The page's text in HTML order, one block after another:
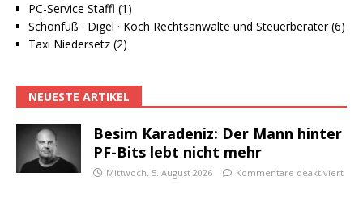
PC-Service Staffl (1)
Schönfuß · Digel · Koch Rechtsanwälte und Steuerberater (6)
Taxi Niedersetz (2)
NEUESTE ARTIKEL
Besim Karadeniz: Der Mann hinter
PF-Bits lebt nicht mehr
Mittwoch, 5. August 2026 Kommentare deaktiviert